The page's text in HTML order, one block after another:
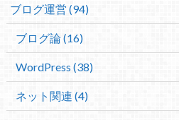
ブログ運営 (94)
ブログ論 (16)
WordPress (38)
ネット関連 (4)